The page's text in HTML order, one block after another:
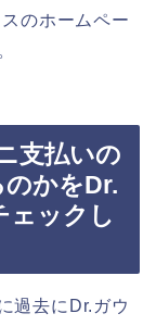
のホームペー
支払いの
かをDr.
ェックし
過去にDr.ガウ